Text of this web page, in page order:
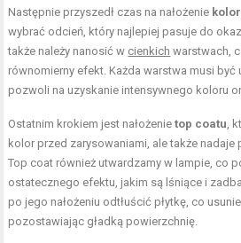
Następnie przyszedł czas na nałożenie
wybrać odcień, który najlepiej pasuje do
także należy nanosić w cienkich warstwach,
równomierny efekt. Każda warstwa musi być
pozwoli na uzyskanie intensywnego koloru
Ostatnim krokiem jest nałożenietop coatu ,
kolor przed zarysowaniami, ale także nadaje
Top coat również utwardzamy w lampie, co
ostatecznego efektu, jakim są lśniące i
po jego nałożeniu odtłuścić płytkę, co
pozostawiając gładką powierzchnię.